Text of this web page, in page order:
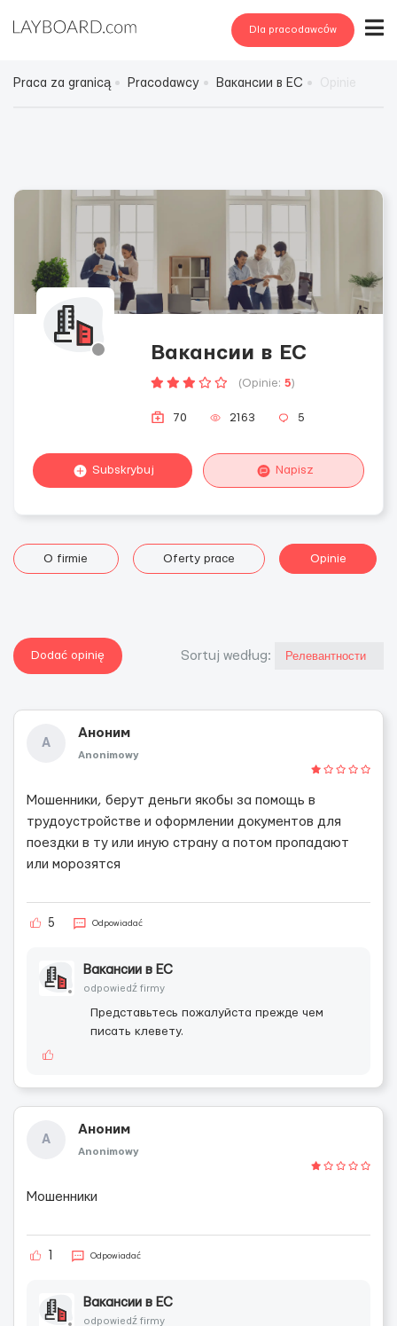
Dla pracodawców
Praca za granicą Pracodawcy Вакансии в ЕС
Вакансии в ЕС
(Opinie: 5)
70 2163 5
Subskrybuj Napisz
O firmie Oferty prace Opinie
Dodać opinię Sortuj według:
А
Аноним
Anonimowy
Мошенники, берут деньги якобы за помощь в
трудоустройстве и оформлении документов для
поездки в ту или иную страну а потом пропадают
или морозятся
5 Odpowiadać
Вакансии в ЕС
odpowiedź firmy
Представьтесь пожалуйста прежде чем
писать клевету.
А
Аноним
Anonimowy
Мошенники
Odpowiadać
Вакансии в ЕС
odpowiedź firmy